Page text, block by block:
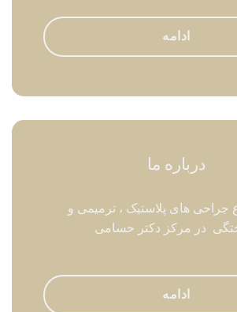
ادامه
درباره ما
جراحی های پلاستیک ، ترمیمی و
در مرکز دکتر حسامی
ادامه